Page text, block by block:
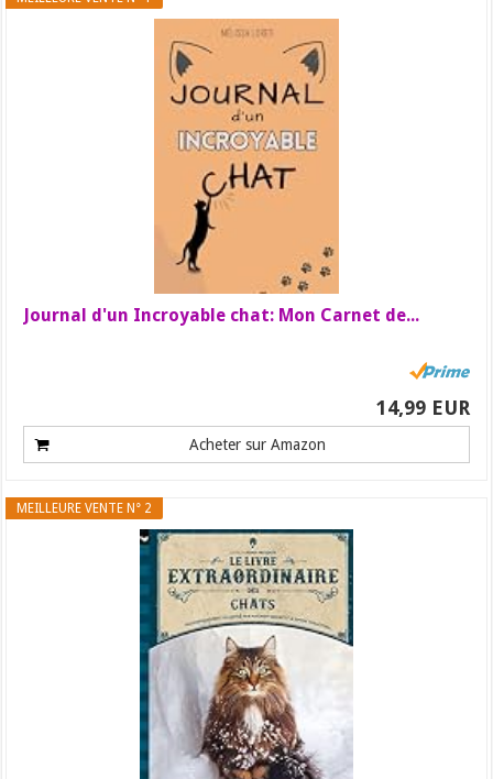
Journal d'un Incroyable chat: Mon Carnet de...
14,99 EUR
Acheter sur Amazon
MEILLEURE VENTE N° 2